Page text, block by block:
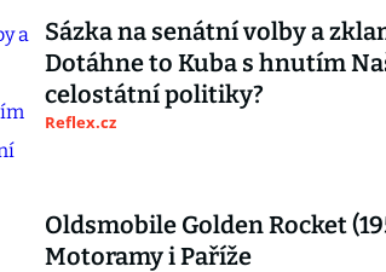
Sázka na senátní volby a
Dotáhne to Kuba s hnutím
celostátní politiky?
Reflex.cz
Oldsmobile Golden Rocket
Motoramy i Paříže